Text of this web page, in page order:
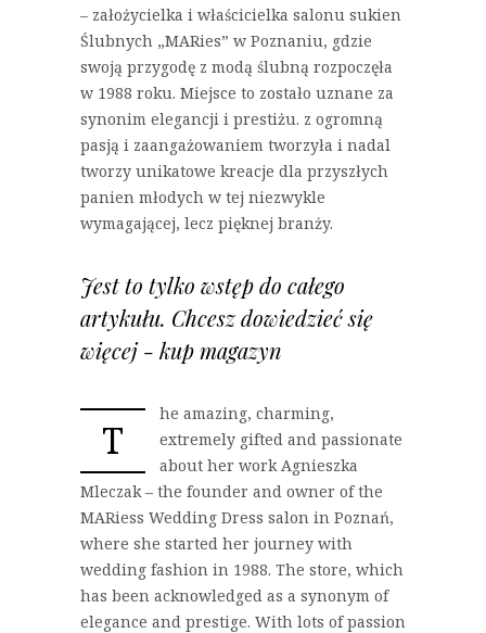
– założycielka i właścicielka salonu sukien
Ślubnych „MARies” w Poznaniu, gdzie
swoją przygodę z modą ślubną rozpoczęła
w 1988 roku. Miejsce to zostało uznane za
synonim elegancji i prestiżu. z ogromną
pasją i zaangażowaniem tworzyła i nadal
tworzy unikatowe kreacje dla przyszłych
panien młodych w tej niezwykle
wymagającej, lecz pięknej branży.
Jest to tylko wstęp do całego
artykułu. Chcesz dowiedzieć się
więcej - kup magazyn
T
he amazing, charming,
extremely gifted and passionate
about her work Agnieszka
Mleczak – the founder and owner of the
MARiess Wedding Dress salon in Poznań,
where she started her journey with
wedding fashion in 1988. The store, which
has been acknowledged as a synonym of
elegance and prestige. With lots of passion